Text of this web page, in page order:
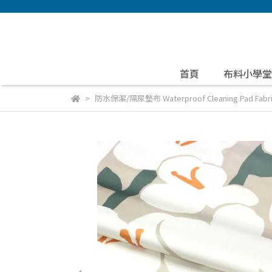
首頁 布料小學堂
防水保潔/隔尿墊布 Waterproof Cleaning Pad